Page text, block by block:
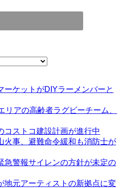
ーケットがDIYラーメンバーと
リアの高齢者ラグビーチーム、
コストコ建設計画が進行中
火事、避難命令緩和も消防士が
急警報サイレンの方針が未定の
地元アーティストの新拠点に変